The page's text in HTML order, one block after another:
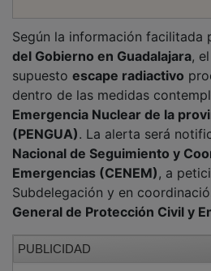
del Gobierno en Guadalajara,
supuestoescape radiactivo
dentro de las medidas
Emergencia Nuclear de la
(PENGUA). La alerta será
Nacional de Seguimiento y
Emergencias (CENEM), a
Subdelegación y en
General de Protección Civil y